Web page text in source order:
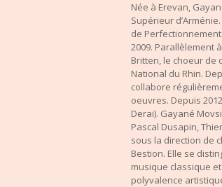
Née à Erevan,
Supérieur
de
2009. Parallèlement
Britten, le choeur de
National du Rhin.
collabore
oeuvres. Depuis
Derai). Gayané
Pascal Dusapin,
sous la direction de
Bestion. Elle se
musique classique
polyvalence